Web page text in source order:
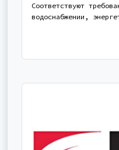
Соответствуют
водоснабжении,